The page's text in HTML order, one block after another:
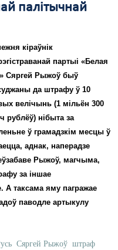
палітычнай
кіраўнік
партыі «Белая
Сяргей Рыжоў быў
да штрафу ў 10
велічынь (1 мільён 300
рублёў) нібыта за
ў грамадзкім месцы ў
аднак, наперадзе
Рыжоў, магчыма,
за іншае
А таксама яму пагражае
паводле артыкулу
Сяргей Рыжоў штраф